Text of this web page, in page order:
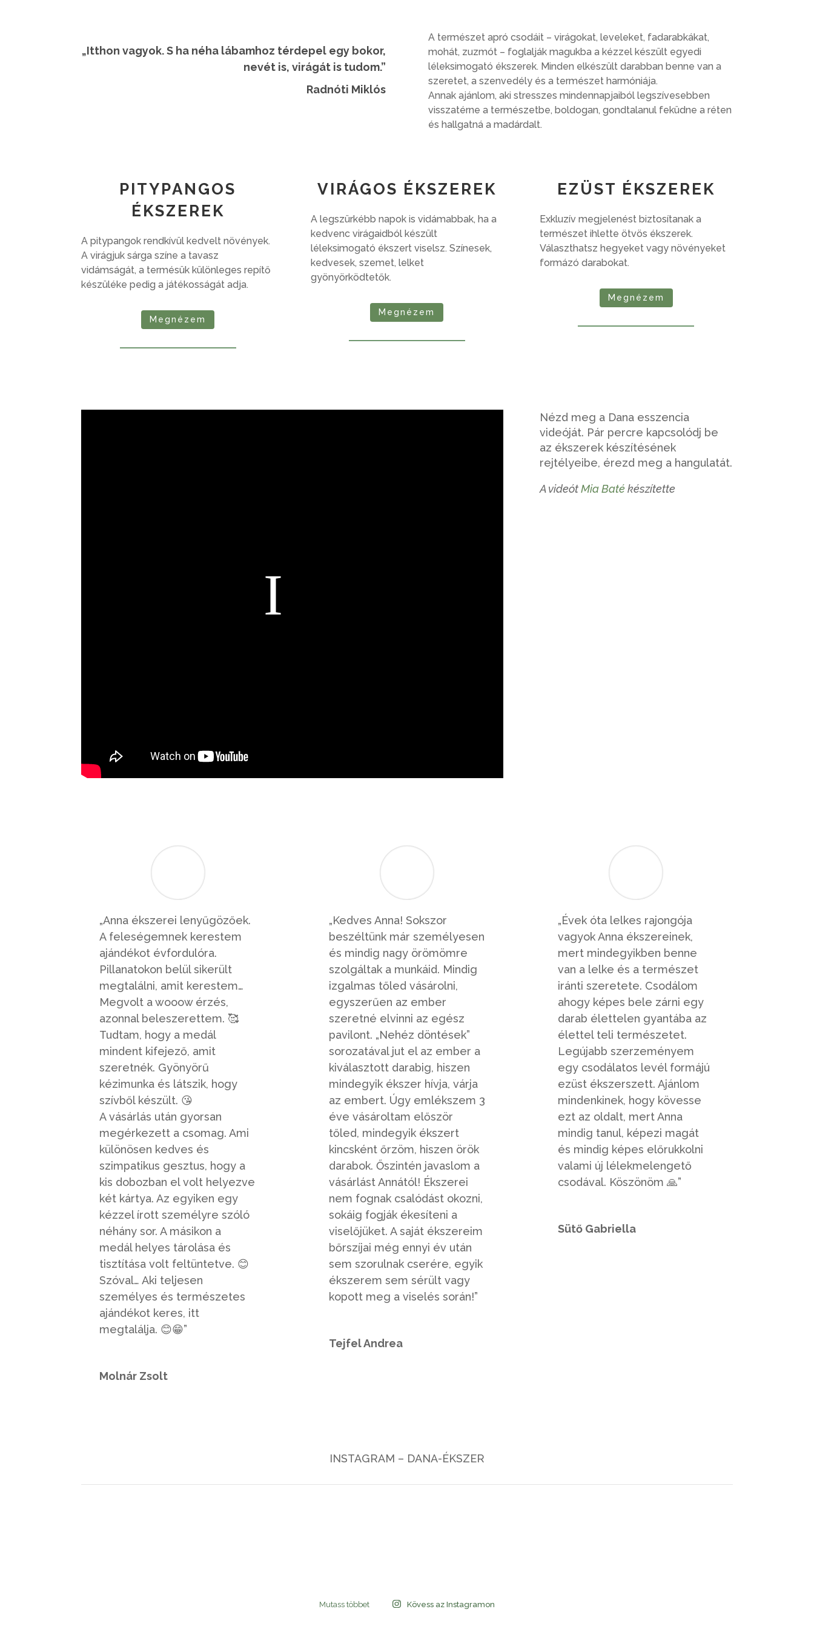
„Itthon vagyok. S ha néha lábamhoz térdepel egy bokor,
nevét is, virágát is tudom.”
Radnóti Miklós
A természet apró csodáit – virágokat, leveleket, fadarabkákat,
mohát, zuzmót – foglalják magukba a kézzel készült egyedi
léleksimogató ékszerek. Minden elkészült darabban benne van a
szeretet, a szenvedély és a természet harmóniája.
Annak ajánlom, aki stresszes mindennapjaiból legszívesebben
visszatérne a természetbe, boldogan, gondtalanul feküdne a réten
és hallgatná a madárdalt.
PITYPANGOS
ÉKSZEREK
A pitypangok rendkívül kedvelt növények.
A virágjuk sárga színe a tavasz
vidámságát, a termésük különleges repítő
készüléke pedig a játékosságát adja.
Megnézem
VIRÁGOS ÉKSZEREK
A legszürkébb napok is vidámabbak, ha a
kedvenc virágaidból készült
léleksimogató ékszert viselsz. Színesek,
kedvesek, szemet, lelket
gyönyörködtetők.
Megnézem
EZÜST ÉKSZEREK
Exkluzív megjelenést biztosítanak a
természet ihlette ötvös ékszerek.
Választhatsz hegyeket vagy növényeket
formázó darabokat.
Megnézem
Nézd meg a Dana esszencia
videóját. Pár percre kapcsolódj be
az ékszerek készítésének
rejtélyeibe, érezd meg a hangulatát.
A videótMia Batékészítette
„Anna ékszerei lenyűgözőek.
A feleségemnek kerestem
ajándékot évfordulóra.
Pillanatokon belül sikerült
megtalálni, amit kerestem…
Megvolt a wooow érzés,
azonnal beleszerettem. 🥰
Tudtam, hogy a medál
mindent kifejező, amit
szeretnék. Gyönyörű
kézimunka és látszik, hogy
szívből készült. 😘
A vásárlás után gyorsan
megérkezett a csomag. Ami
különösen kedves és
szimpatikus gesztus, hogy a
kis dobozban el volt helyezve
két kártya. Az egyiken egy
kézzel írott személyre szóló
néhány sor. A másikon a
medál helyes tárolása és
tisztítása volt feltüntetve. 😊
Szóval… Aki teljesen
személyes és természetes
ajándékot keres, itt
megtalálja. 😊😁”
Molnár Zsolt
„Kedves Anna! Sokszor
beszéltünk már személyesen
és mindig nagy örömömre
szolgáltak a munkáid. Mindig
izgalmas tőled vásárolni,
egyszerűen az ember
szeretné elvinni az egész
pavilont. „Nehéz döntések”
sorozatával jut el az ember a
kiválasztott darabig, hiszen
mindegyik ékszer hívja, várja
az embert. Úgy emlékszem 3
éve vásároltam először
tőled, mindegyik ékszert
kincsként őrzöm, hiszen örök
darabok. Őszintén javaslom a
vásárlást Annától! Ékszerei
nem fognak csalódást okozni,
sokáig fogják ékesíteni a
viselőjüket. A saját ékszereim
bőrszíjai még ennyi év után
sem szorulnak cserére, egyik
ékszerem sem sérült vagy
kopott meg a viselés során!”
Tejfel Andrea
„Évek óta lelkes rajongója
vagyok Anna ékszereinek,
mert mindegyikben benne
van a lelke és a természet
iránti szeretete. Csodálom
ahogy képes bele zárni egy
darab élettelen gyantába az
élettel teli természetet.
Legújabb szerzeményem
egy csodálatos levél formájú
ezüst ékszerszett. Ajánlom
mindenkinek, hogy kövesse
ezt az oldalt, mert Anna
mindig tanul, képezi magát
és mindig képes előrukkolni
valami új lélekmelengető
csodával. Köszönöm 🙏”
Sütő Gabriella
INSTAGRAM – DANA-ÉKSZER
Mutass többet Kövess az Instagramon